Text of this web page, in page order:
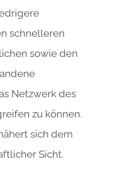
schnelleren
sowie den
Netzwerk des
zu können.
sich dem
Sicht.